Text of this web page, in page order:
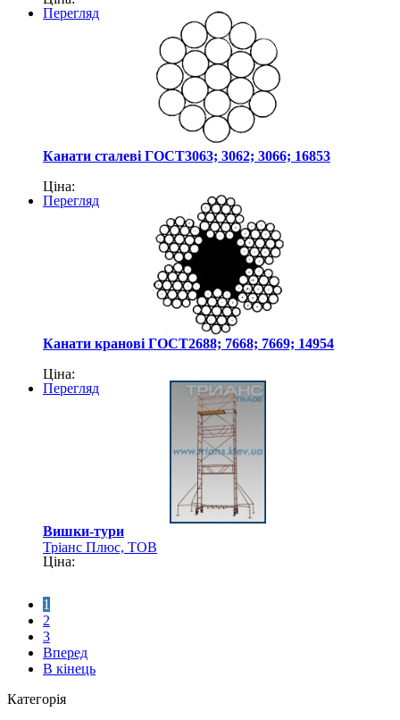
Перегляд
Канати сталеві ГОСТ3063; 3062; 3066; 16853
Ціна:
Перегляд
Канати кранові ГОСТ2688; 7668; 7669; 14954
Ціна:
Перегляд
Вишки-тури
Тріанс Плюс, ТОВ
Ціна:
1
2
3
Вперед
В кінець
Категорія